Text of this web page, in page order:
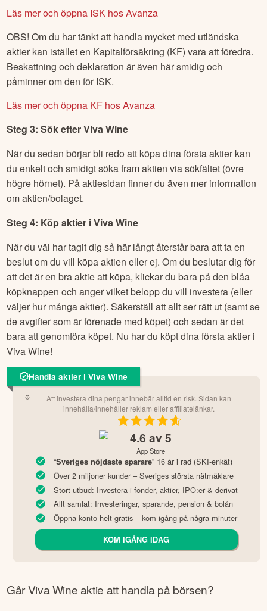
Läs mer och öppna ISK hos Avanza
OBS! Om du har tänkt att handla mycket med utländska
aktier kan istället en Kapitalförsäkring (KF) vara att föredra.
Beskattning och deklaration är även här smidig och
påminner om den för ISK.
Läs mer och öppna KF hos Avanza
Steg 3: Sök efterViva Wine
När du sedan börjar bli redo att köpa dina första aktier kan
du enkelt och smidigt söka fram aktien via sökfältet (övre
högre hörnet). På aktiesidan finner du även mer information
om aktien/bolaget.
Steg 4: Köp aktier iViva Wine
När du väl har tagit dig så här långt återstår bara att ta en
beslut om du vill köpa aktien eller ej. Om du beslutar dig för
att det är en bra aktie att köpa, klickar du bara på den blåa
köpknappen och anger vilket belopp du vill investera (eller
väljer hur många aktier). Säkerställ att allt ser rätt ut (samt se
de avgifter som är förenade med köpet) och sedan är det
bara att genomföra köpet. Nu har du köpt dina första aktier i
Viva Wine!
Handla aktier i Viva Wine
Att investera dina pengar innebär alltid en risk. Sidan kan
innehålla/innehåller reklam eller affiliatelänkar.
4.6 av 5
App Store
“Sveriges nöjdaste sparare” 16 år i rad (SKI-enkät)
Över 2 miljoner kunder – Sveriges största nätmäklare
Stort utbud: Investera i fonder, aktier, IPO:er & derivat
Allt samlat: Investeringar, sparande, pension & bolån
Öppna konto helt gratis – kom igång på några minuter
KOM IGÅNG IDAG
GårViva Wineaktie att handla på börsen?